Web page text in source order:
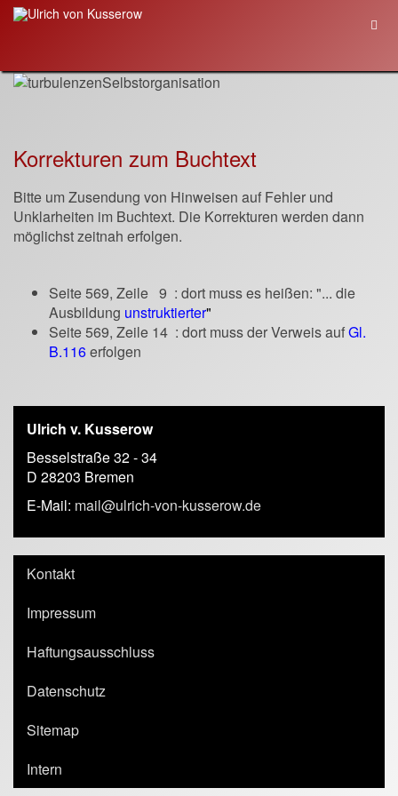
Korrekturen zum Buchtext
Bitte um Zusendung von Hinweisen auf Fehler und
Unklarheiten im Buchtext. Die Korrekturen werden dann
möglichst zeitnah erfolgen.
Seite 569, Zeile 9 : dort muss es heißen: "... die
Ausbildung unstruktierter"
Seite 569, Zeile 14 : dort muss der Verweis aufGl.
B.116erfolgen
Ulrich v. Kusserow
Besselstraße 32 - 34
D 28203 Bremen
E-Mail: mail@ulrich-von-kusserow.de
Kontakt
Impressum
Haftungsausschluss
Datenschutz
Sitemap
Intern